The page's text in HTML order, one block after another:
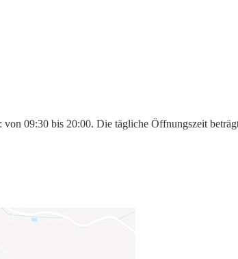
09:30 bis 20:00. Die tägliche Öffnungszeit